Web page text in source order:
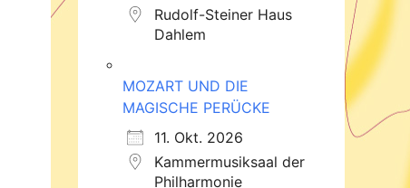
Rudolf-Steiner Haus
Dahlem
MOZART UND DIE
MAGISCHE PERÜCKE
11. Okt. 2026
Kammermusiksaal der
Philharmonie